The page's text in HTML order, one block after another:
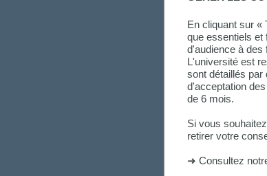
En cliquant sur «
que essentiels et
d'audience à des
L'université est
sont détaillés par
d'acceptation
de 6 mois.
Si vous
retirer votre
➜ Consultez